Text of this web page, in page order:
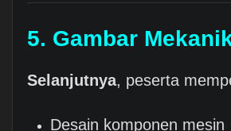
5. Gambar
Selanjutnya, peserta
Desain komponen mesin